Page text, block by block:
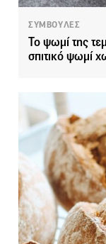
ΣΥΜΒΟΥΛΕΣ
Το ψωμί της
σπιτικό ψωμί